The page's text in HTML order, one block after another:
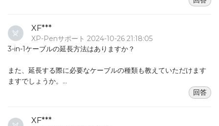
XF***
XP-Penサポート 2024-10-26 21:18:05
3-in-1ケーブルの延長方法はありますか？
また、延長する際に必要なケーブルの種類も教えていただけます
ますでしょうか。
回答
XF***